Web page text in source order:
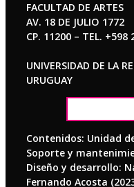
FACULTAD DE ARTES
AV. 18 DE JULIO 1772
CP. 11200 – TEL. +598
UNIVERSIDAD DE LA
URUGUAY
Contenidos: Unidad
Soporte y
Diseño y desarrollo:
Fernando Acosta